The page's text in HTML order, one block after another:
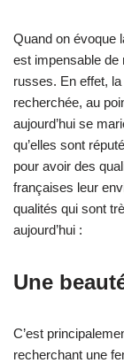
Quand on évoque
est impensable de
russes. En effet, la
recherchée, au
aujourd’hui se
qu’elles sont
pour avoir des
françaises leur
qualités qui sont
aujourd’hui :
Une
C’est
recherchant une